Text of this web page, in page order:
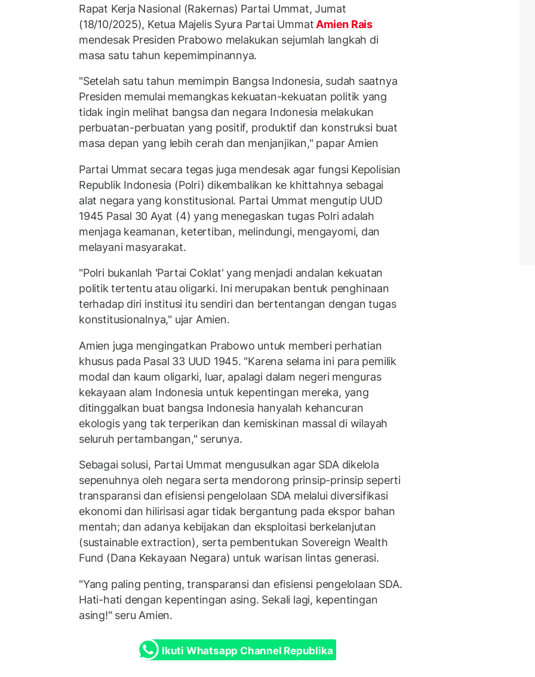
Rapat Kerja Nasional (Rakernas) Partai Ummat, Jumat
(18/10/2025), Ketua Majelis Syura Partai Ummat Amien Rais
mendesak Presiden Prabowo melakukan sejumlah langkah di
masa satu tahun kepemimpinannya.
"Setelah satu tahun memimpin Bangsa Indonesia, sudah saatnya
Presiden memulai memangkas kekuatan-kekuatan politik yang
tidak ingin melihat bangsa dan negara Indonesia melakukan
perbuatan-perbuatan yang positif, produktif dan konstruksi buat
masa depan yang lebih cerah dan menjanjikan," papar Amien
Partai Ummat secara tegas juga mendesak agar fungsi Kepolisian
Republik Indonesia (Polri) dikembalikan ke khittahnya sebagai
alat negara yang konstitusional. Partai Ummat mengutip UUD
1945 Pasal 30 Ayat (4) yang menegaskan tugas Polri adalah
menjaga keamanan, ketertiban, melindungi, mengayomi, dan
melayani masyarakat.
"Polri bukanlah 'Partai Coklat' yang menjadi andalan kekuatan
politik tertentu atau oligarki. Ini merupakan bentuk penghinaan
terhadap diri institusi itu sendiri dan bertentangan dengan tugas
konstitusionalnya," ujar Amien.
Amien juga mengingatkan Prabowo untuk memberi perhatian
khusus pada Pasal 33 UUD 1945. "Karena selama ini para pemilik
modal dan kaum oligarki, luar, apalagi dalam negeri menguras
kekayaan alam Indonesia untuk kepentingan mereka, yang
ditinggalkan buat bangsa Indonesia hanyalah kehancuran
ekologis yang tak terperikan dan kemiskinan massal di wilayah
seluruh pertambangan," serunya.
Sebagai solusi, Partai Ummat mengusulkan agar SDA dikelola
sepenuhnya oleh negara serta mendorong prinsip-prinsip seperti
transparansi dan efisiensi pengelolaan SDA melalui diversifikasi
ekonomi dan hilirisasi agar tidak bergantung pada ekspor bahan
mentah; dan adanya kebijakan dan eksploitasi berkelanjutan
(sustainable extraction), serta pembentukan Sovereign Wealth
Fund (Dana Kekayaan Negara) untuk warisan lintas generasi.
"Yang paling penting, transparansi dan efisiensi pengelolaan SDA.
Hati-hati dengan kepentingan asing. Sekali lagi, kepentingan
asing!" seru Amien.
Ikuti Whatsapp Channel Republika